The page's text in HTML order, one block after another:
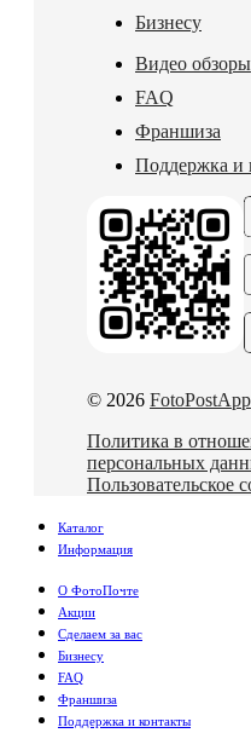
Бизнесу
Видео обзоры
FAQ
Франшиза
Поддержка и
© 2026 FotoPostApp
Политика в
персональных
Пользовательское
Каталог
Информация
О ФотоПочте
Акции
Сделаем за вас
Бизнесу
FAQ
Франшиза
Поддержка и контакты